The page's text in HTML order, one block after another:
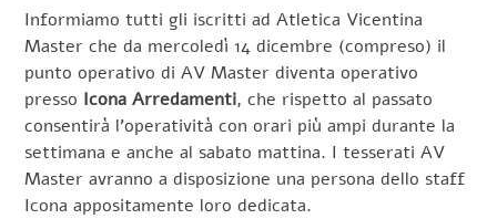
Informiamo tutti gli iscritti ad Atletica Vicentina
Master che da mercoledì 14 dicembre (compreso) il
punto operativo di AV Master diventa operativo
presso Icona Arredamenti, che rispetto al passato
consentirà l’operatività con orari più ampi durante la
settimana e anche al sabato mattina. I tesserati AV
Master avranno a disposizione una persona dello staff
Icona appositamente loro dedicata.